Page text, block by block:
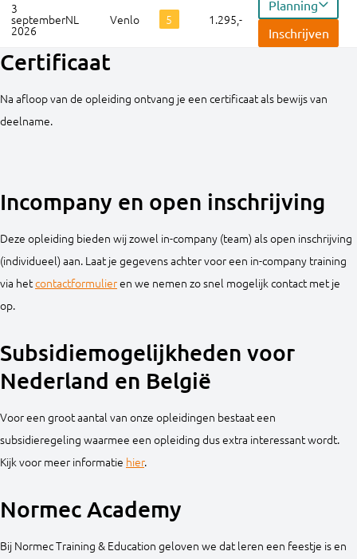
3
september
2026
NL Venlo 5 1.295,-
Planning
Inschrijven
Certificaat
Na afloop van de opleiding ontvang je een certificaat als bewijs van
deelname.
Incompany en open inschrijving
Deze opleiding bieden wij zowel in-company (team) als open inschrijving
(individueel) aan. Laat je gegevens achter voor een in-company training
via hetcontactformulieren we nemen zo snel mogelijk contact met je
op.
Subsidiemogelijkheden voor
Nederland en België
Voor een groot aantal van onze opleidingen bestaat een
subsidieregeling waarmee een opleiding dus extra interessant wordt.
Kijk voor meer informatie hier.
Normec Academy
Bij Normec Training & Education geloven we dat leren een feestje is en